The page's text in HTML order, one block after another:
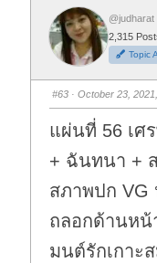
f
o
r
t
h
u
m
d
o
n
.
o
r
t
h
u
m
u
p
@judharat
2,315
Topic
#63 · October 23,
แผ่นที่ 56 เศ
+ ฉันทนา +
สภาพปก VG
ถลอกด้านหน้
มนต์รักเกาะ